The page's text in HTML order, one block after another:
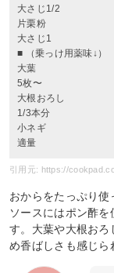
大さじ1/2
片栗粉
大さじ1
■ （乗っけ用薬味↓）
大葉
5枚〜
大根おろし
1/3本分
小ネギ
適量
引用元: https://
おからをたっぷり使
ソースにはポン酢
す。大葉や大根おろ
め香ばしさも感じら